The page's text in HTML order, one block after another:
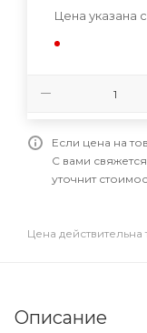
Цена указана
Если цена на
С вами
уточнит
Цена
Описание